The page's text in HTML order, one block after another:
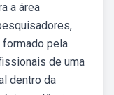
a área
formado pela
de uma
dentro da